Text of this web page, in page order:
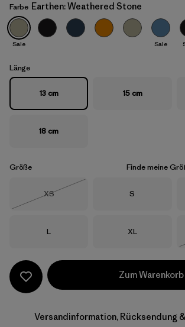
Earthen: Weathered Stone
Farbe Earthen: Weathered Stone
Sale Sale
Länge
13 cm 15 cm
18 cm
Größe Finde meine
Größe
XS
Größe
S
Größe
L Größe
XL
Zum Warenkorb
Versandinformation, Rücksendung